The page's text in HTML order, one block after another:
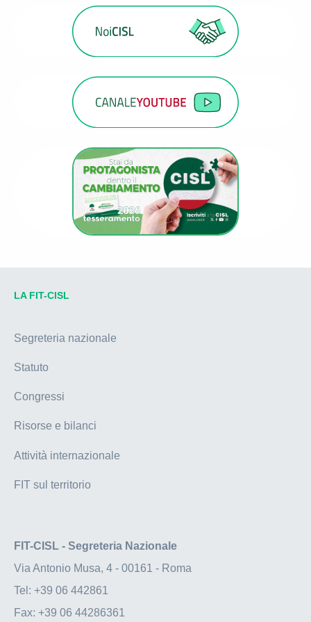
LA FIT-CISL
Segreteria nazionale
Statuto
Congressi
Risorse e bilanci
Attività internazionale
FIT sul territorio
FIT-CISL - Segreteria Nazionale
Via Antonio Musa, 4 - 00161 - Roma
Tel: +39 06 442861
Fax: +39 06 44286361